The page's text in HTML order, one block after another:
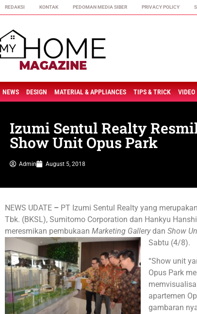
REDAKSI KONTAK PEDOMAN MEDIA SIBER PRIVACY POLICY
NEWS DESIGN MATERIAL & APPLIANCES TIPS & TRICK VIDEO
Izumi Sentul Realty
Show Unit Opus Park
Admin August 5, 2018
NEWS UDATE – PT Izumi Sentul Realty yang
Tbk. (BKSL), Sumitomo Corporation dan Hankyu
meresmikan pembukaan Marketing Gallerydan Show
Sabtu (4/8).
“Show unit
Opus Park
apartemen
gambaran